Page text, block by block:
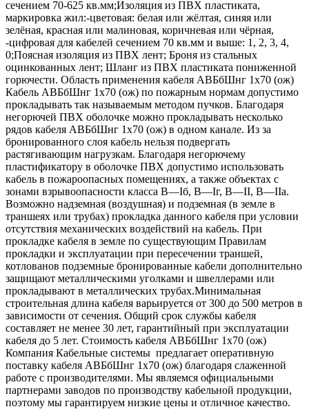
сечением 70-625 кв.мм;Изоляция из ПВХ пластиката,
маркировка жил:-цветовая: белая или жёлтая, синяя или
зелёная, красная или малиновая, коричневая или чёрная,
-цифровая для кабелей сечением 70 кв.мм и выше: 1, 2, 3, 4,
0;Поясная изоляция из ПВХ лент; Броня из стальных
оцинкованных лент; Шланг из ПВХ пластиката пониженной
горючести. Область применения кабеля АВБбШнг 1х70 (ож)
Кабель АВБбШнг 1х70 (ож) по пожарным нормам допустимо
прокладывать так называемым методом пучков. Благодаря
негорючей ПВХ оболочке можно прокладывать несколько
рядов кабеля АВБбШнг 1х70 (ож) в одном канале. Из за
бронированного слоя кабель нельзя подвергать
растягивающим нагрузкам. Благодаря негорючему
пластификатору в оболочке ПВХ допустимо использовать
кабель в пожароопасных помещениях, а также объектах с
зонами взрывоопасности класса B—Iб, B—Iг, В—II, В—IIа.
Возможно надземная (воздушная) и подземная (в земле в
траншеях или трубах) прокладка данного кабеля при условии
отсутствия механических воздействий на кабель. При
прокладке кабеля в земле по существующим Правилам
прокладки и эксплуатации при пересечении траншей,
котлованов подземные бронированные кабели дополнительно
защищают металлическими уголками и швеллерами или
прокладывают в металлических трубах.Минимальная
строительная длина кабеля варьируется от 300 до 500 метров в
зависимости от сечения. Общий срок службы кабеля
составляет не менее 30 лет, гарантийный при эксплуатации
кабеля до 5 лет. Стоимость кабеля АВБбШнг 1х70 (ож)
Компания Кабельные системы предлагает оперативную
поставку кабеля АВБбШнг 1х70 (ож) благодаря слаженной
работе с производителями. Мы являемся официальными
партнерами заводов по производству кабельной продукции,
поэтому мы гарантируем низкие цены и отличное качество.